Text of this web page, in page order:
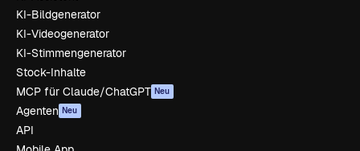
KI-Bildgenerator
KI-Videogenerator
KI-Stimmengenerator
Stock-Inhalte
MCP für Claude/ChatGPT Neu
Agenten Neu
API